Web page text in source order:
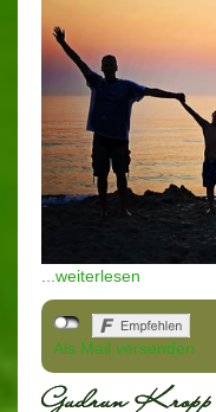
...weiterlesen
Als Mail versenden